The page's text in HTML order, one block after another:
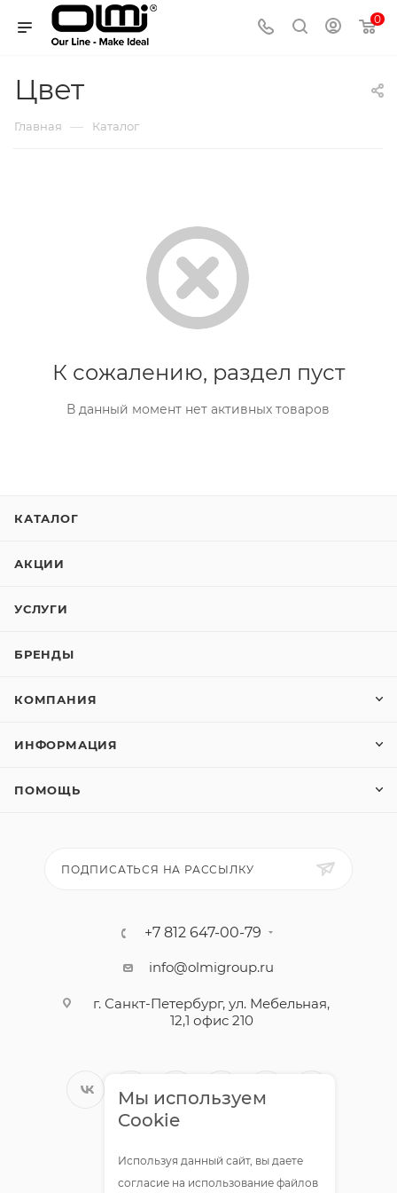
0
Цвет
Главная — Каталог
К сожалению, раздел пуст
В данный момент нет активных товаров
КАТАЛОГ
АКЦИИ
УСЛУГИ
БРЕНДЫ
КОМПАНИЯ
ИНФОРМАЦИЯ
ПОМОЩЬ
ПОДПИСАТЬСЯ НА РАССЫЛКУ
+7 812 647-00-79
info@olmigroup.ru
г. Санкт-Петербург, ул. Мебельная,
12,1 офис 210
Мы используем
Cookie
Используя данный сайт, вы даете
согласие на использование файлов